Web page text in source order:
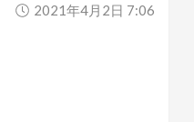
2021年4月2日 7:06